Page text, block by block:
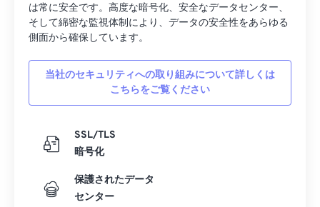
は常に安全です。高度な暗号化、安全なデータセンター、
そして綿密な監視体制により、データの安全性をあらゆる
側面から確保しています。
当社のセキュリティへの取り組みについて詳しくは
こちらをご覧ください
SSL/TLS
暗号化
保護されたデータ
センター